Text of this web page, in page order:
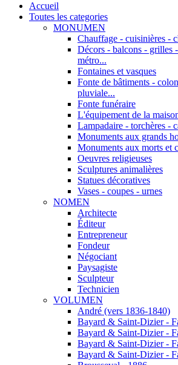
Accueil
Toutes les categories
MONUMEN
Chauffage - cuisinières -
Décors - balcons - grilles
métro...
Fontaines et vasques
Fonte de bâtiments -
pluviale...
Fonte funéraire
L'équipement de la
Lampadaire - torchères -
Monuments aux grands
Monuments aux morts et
Oeuvres religieuses
Sculptures animalières
Statues décoratives
Vases - coupes - urnes
NOMEN
Architecte
Éditeur
Entrepreneur
Fondeur
Négociant
Paysagiste
Sculpteur
Technicien
VOLUMEN
André (vers 1836-1840)
Bayard & Saint-Dizier -
Bayard & Saint-Dizier -
Bayard & Saint-Dizier -
Bayard & Saint-Dizier -